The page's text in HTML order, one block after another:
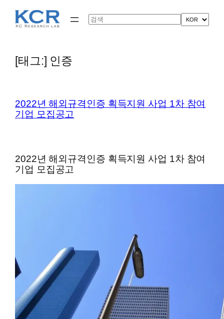
Search
[태그:] 인증
2022년 해외규격인증 획득지원 사업 1차 참여
기업 모집공고
2022년 해외규격인증 획득지원 사업 1차 참여
기업 모집공고